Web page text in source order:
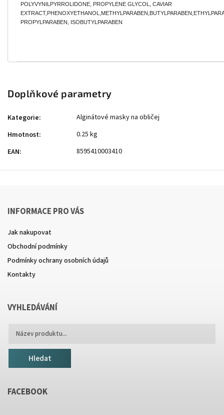
POLYVYNILPYRROLIDONE, PROPYLENE GLYCOL, CAVIAR
PROPYLPARABEN, ISOBUTYLPARABEN
Doplňkové parametry
Kategorie:
Alginátové masky na obličej
Hmotnost:
0.25 kg
EAN: 8595410003410
INFORMACE PRO VÁS
Jak nakupovat
Obchodní podmínky
Podmínky ochrany osobních údajů
Kontakty
VYHLEDÁVÁNÍ
Hledat
FACEBOOK